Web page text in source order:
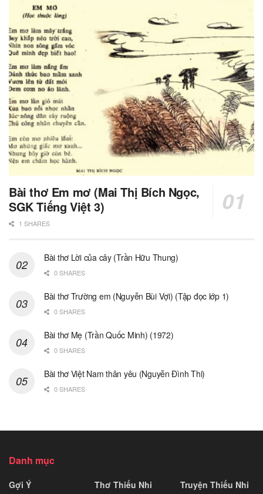
Bài thơ Em mơ (Mai Thị Bích Ngọc,
SGK Tiếng Việt 3)
1 SHARES
Bài thơ Lời của cây (Trần Hữu Thung)
0 SHARES
Bài thơ Trường em (Nguyễn Bùi Vợi) (Tập đọc lớp 1)
0 SHARES
Bài thơ Mẹ (Trần Quốc Minh) (1972)
0 SHARES
Bài thơ Việt Nam thân yêu (Nguyễn Đình Thi)
0 SHARES
Danh mục
Gợi Ý
Thơ Thiếu Nhi
Truyện Thiếu Nhi